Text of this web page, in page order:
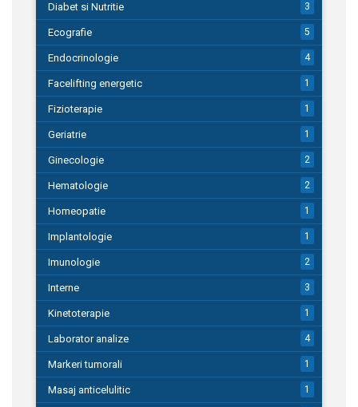
Diabet si Nutritie 3
Ecografie 5
Endocrinologie 4
Facelifting energetic 1
Fizioterapie 1
Geriatrie 1
Ginecologie 2
Hematologie 2
Homeopatie 1
Implantologie 1
Imunologie 2
Interne 3
Kinetoterapie 1
Laborator analize 4
Markeri tumorali 1
Masaj anticelulitic 1